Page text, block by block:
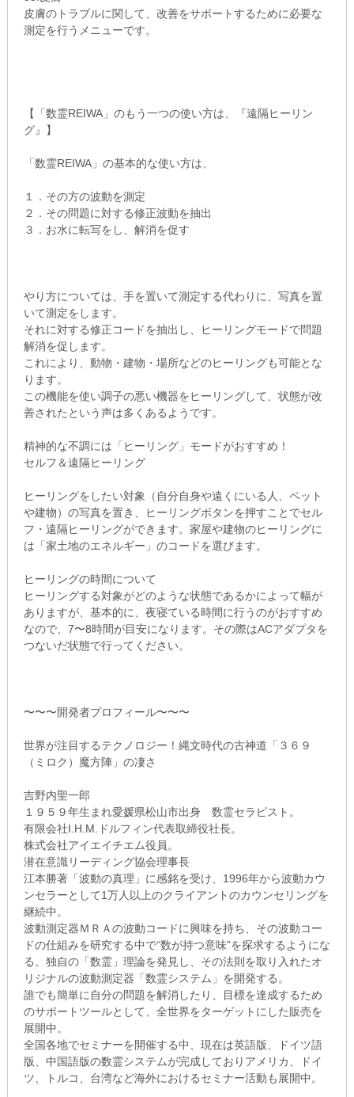
皮膚のトラブルに関して、改善をサポートするために必要な
測定を行うメニューです。
【「数霊REIWA」のもう一つの使い方は、『遠隔ヒーリン
グ』】
「数霊REIWA」の基本的な使い方は、
１．その方の波動を測定
２．その問題に対する修正波動を抽出
３．お水に転写をし、解消を促す
やり方については、手を置いて測定する代わりに、写真を置
いて測定をします。
それに対する修正コードを抽出し、ヒーリングモードで問題
解消を促します。
これにより、動物・建物・場所などのヒーリングも可能とな
ります。
この機能を使い調子の悪い機器をヒーリングして、状態が改
善されたという声は多くあるようです。
精神的な不調には「ヒーリング」モードがおすすめ！
セルフ＆遠隔ヒーリング
ヒーリングをしたい対象（自分自身や遠くにいる人、ペット
や建物）の写真を置き、ヒーリングボタンを押すことでセル
フ・遠隔ヒーリングができます。家屋や建物のヒーリングに
は「家土地のエネルギー」のコードを選びます。
ヒーリングの時間について
ヒーリングする対象がどのような状態であるかによって幅が
ありますが、基本的に、夜寝ている時間に行うのがおすすめ
なので、7〜8時間が目安になります。その際はACアダプタを
つないだ状態で行ってください。
〜〜〜開発者プロフィール〜〜〜
世界が注目するテクノロジー！縄文時代の古神道「３６９
（ミロク）魔方陣」の凄さ
吉野内聖一郎
１９５９年生まれ愛媛県松山市出身 数霊セラピスト。
有限会社I.H.M.ドルフィン代表取締役社長。
株式会社アイエイチエム役員。
潜在意識リーディング協会理事長
江本勝著「波動の真理」に感銘を受け、1996年から波動カウ
ンセラーとして1万人以上のクライアントのカウンセリングを
継続中。
波動測定器ＭＲＡの波動コードに興味を持ち、その波動コー
ドの仕組みを研究する中で“数が持つ意味”を探求するようにな
る。独自の「数霊」理論を発見し、その法則を取り入れたオ
リジナルの波動測定器「数霊システム」を開発する。
誰でも簡単に自分の問題を解消したり、目標を達成するため
のサポートツールとして、全世界をターゲットにした販売を
展開中。
全国各地でセミナーを開催する中、現在は英語版、ドイツ語
版、中国語版の数霊システムが完成しておりアメリカ、ドイ
ツ、トルコ、台湾など海外におけるセミナー活動も展開中。